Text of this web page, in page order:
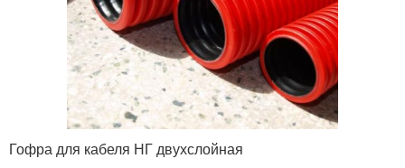
Гофра для кабеля НГ двухслойная